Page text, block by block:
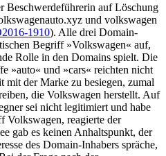
Beschwerdeführerin auf Löschung
und volkswagen
1910). Alle drei Domain-
Begriff »Volkswagen« auf,
Rolle in den Domains spielt. Die
»auto« und »cars« reichten nicht
der Marke zu besiegen, zumal
die Volkswagen herstellt. Auf
sei nicht legitimiert und habe
Volkswagen, reagierte der
gab es keinen Anhaltspunkt, der
des Domain-Inhabers spräche,